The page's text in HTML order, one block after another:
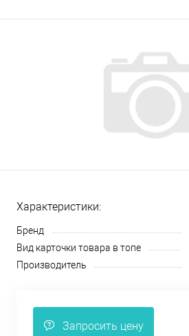
Характеристики:
Бренд
Вид карточки товара в топе
Производитель
Запросить цену